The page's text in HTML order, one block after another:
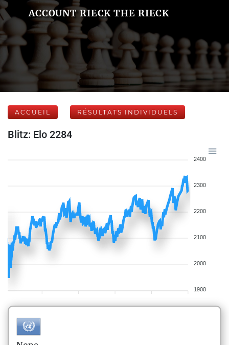
ACCOUNT RIECK THE RIECK
ACCUEIL RÉSULTATS INDIVIDUELS
Blitz: Elo 2284
2400
2300
2200
2100
2000
1900